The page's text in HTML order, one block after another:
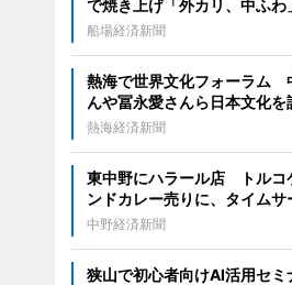
で焼き上げ「外カリ、中ふわ
船場経済新聞
熱海で世界文化フォーラム
んや冨永愛さんら日本文化を
熱海経済新聞
東中野にハラール店 トルコ
ンドカレー売りに、タイムサ
中野経済新聞
狭山で初心者向けAI活用セ